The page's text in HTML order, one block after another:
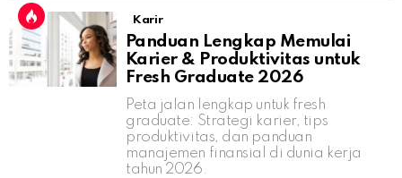
Karir
Panduan Lengkap Memulai
Karier & Produktivitas untuk
Fresh Graduate 2026
Peta jalan lengkap untuk fresh
graduate: Strategi karier, tips
produktivitas, dan panduan
manajemen finansial di dunia kerja
tahun 2026.